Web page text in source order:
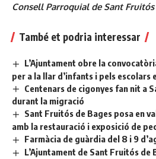
Consell Parroquial de Sant Fruitós
També et podria interessar
L’Ajuntament obre la
per a la llar d’infants i pels
Centenars de cigonyes fan nit a
durant la migració
Sant Fruitós de Bages posa en
amb la restauració i exposició de
Farmàcia de guàrdia del 8 i 9
L’Ajuntament de Sant Fruitós de